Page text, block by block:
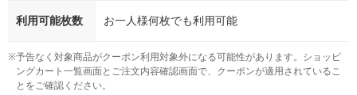
利用可能枚数 お一人様何枚でも利用可能
※予告なく対象商品がクーポン利用対象外になる可能性があります。ショッピ
ングカート一覧画面とご注文内容確認画面で、クーポンが適用されているこ
とをご確認ください。